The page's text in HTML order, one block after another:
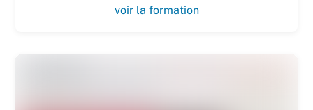
voir la formation